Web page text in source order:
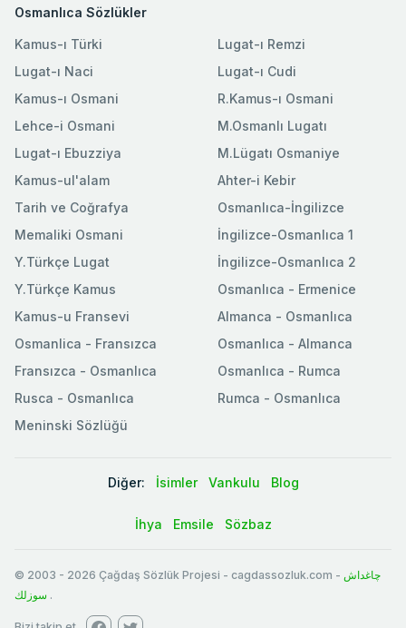
Osmanlıca Sözlükler
Kamus-ı Türki
Lugat-ı Naci
Kamus-ı Osmani
Lehce-i Osmani
Lugat-ı Ebuzziya
Lugat-ı Remzi
Lugat-ı Cudi
R.Kamus-ı Osmani
M.Osmanlı Lugatı
M.Lügatı Osmaniye
Kamus-ul'alam
Tarih ve Coğrafya
Memaliki Osmani
Y.Türkçe Lugat
Y.Türkçe Kamus
Ahter-i Kebir
Osmanlıca-İngilizce
İngilizce-Osmanlıca 1
İngilizce-Osmanlıca 2
Osmanlıca - Ermenice
Kamus-u Fransevi
Osmanlica - Fransızca
Fransızca - Osmanlıca
Rusca - Osmanlıca
Meninski Sözlüğü
Almanca - Osmanlıca
Osmanlıca - Almanca
Osmanlıca - Rumca
Rumca - Osmanlıca
Diğer: İsimler Vankulu Blog
İhya Emsile Sözbaz
© 2003 - 2026 Çağdaş Sözlük Projesi - cagdassozluk.com - چاغداش
سوزلك .